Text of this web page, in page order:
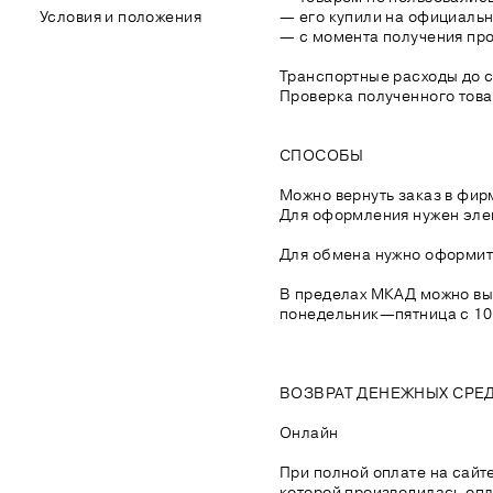
Условия и положения
— его купили на
— с момента получения
Транспортные расходы до
Проверка полученного
СПОСОБЫ
Можно вернуть заказ в
Для оформления нужен
Для обмена нужно
В пределах МКАД можно
понедельник—пятница с
ВОЗВРАТ ДЕНЕЖНЫХ
Онлайн
При полной оплате на